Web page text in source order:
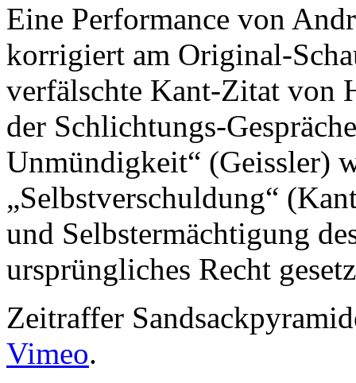
Eine Performance von
korrigiert am Original-
verfälschte Kant-Zitat von
der Schlichtungs-
Unmündigkeit“ (Geissler)
„Selbstverschuldung“
und Selbstermächtigung
ursprüngliches Recht
Zeitraffer
Vimeo.